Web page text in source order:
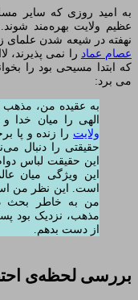
به امید روزی که سایر
عظیم ولایت بهره‌مند
نهفته در شیعه شدن علمای
عصام عماد را نمی پذیرند،
که ابتدا مسیحی بود را
می برد:
به عقیده من، مذهب
الهی را میان خدا
ولایت را زنده و پا
حقیقتی را دنبال
این حقیقت لباس
این ویژگی میان
است. این نظر من
من به خاطر بحث
مذهب، نزدیک بود
از دست بدهم.
بررسی لحظه‌ی